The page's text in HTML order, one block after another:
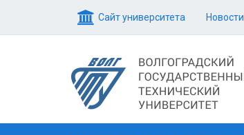
Сайт университета Новости